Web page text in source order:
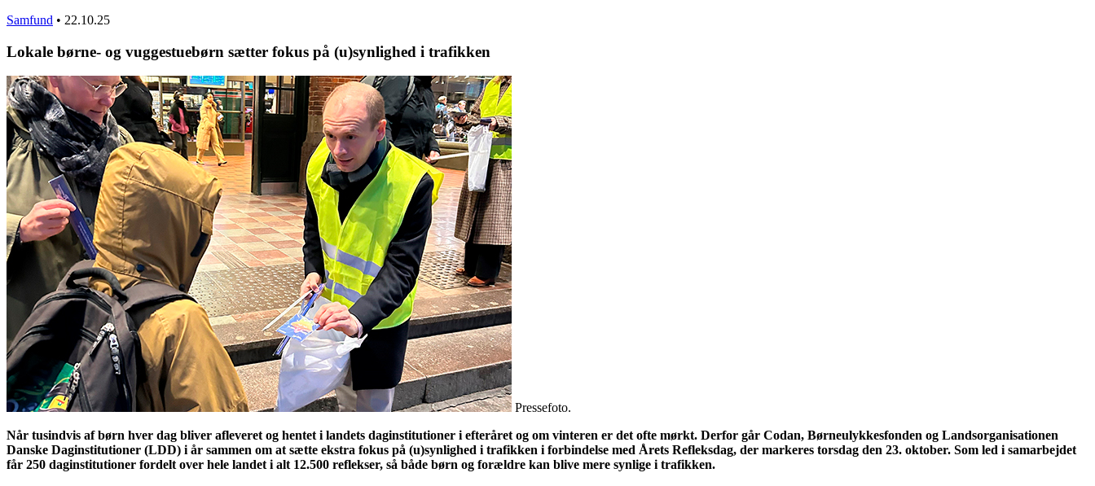
Samfund • 22.10.25
Lokale børne- og vuggestuebørn sætter fokus på (u)synlighed i trafikken
Pressefoto.
Når tusindvis af børn hver dag bliver afleveret og hentet i landets daginstitutioner i efteråret og om vinteren er det ofte mørkt. Derfor går Codan, Børneulykkesfonden og Landsorganisationen
Danske Daginstitutioner (LDD) i år sammen om at sætte ekstra fokus på (u)synlighed i trafikken i forbindelse med Årets Refleksdag, der markeres torsdag den 23. oktober. Som led i samarbejdet
får 250 daginstitutioner fordelt over hele landet i alt 12.500 reflekser, så både børn og forældre kan blive mere synlige i trafikken.